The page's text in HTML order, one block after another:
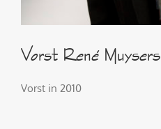
Vorst René Muysers
Vorst in 2010